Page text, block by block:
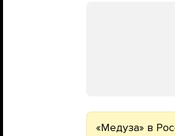
«Медуза» в